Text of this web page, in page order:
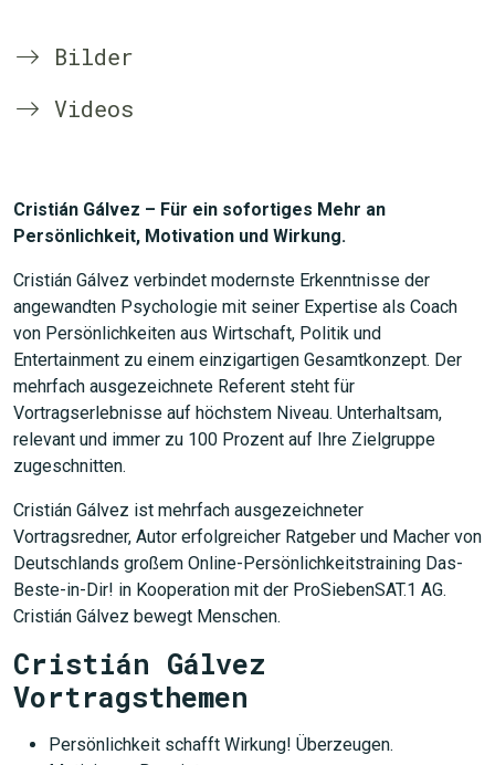
Bilder
Videos
Cristián Gálvez – Für ein sofortiges Mehr an
Persönlichkeit, Motivation und Wirkung.
Cristián Gálvez verbindet modernste Erkenntnisse der
angewandten Psychologie mit seiner Expertise als Coach
von Persönlichkeiten aus Wirtschaft, Politik und
Entertainment zu einem einzigartigen Gesamtkonzept. Der
mehrfach ausgezeichnete Referent steht für
Vortragserlebnisse auf höchstem Niveau. Unterhaltsam,
relevant und immer zu 100 Prozent auf Ihre Zielgruppe
zugeschnitten.
Cristián Gálvez ist mehrfach ausgezeichneter
Vortragsredner, Autor erfolgreicher Ratgeber und Macher von
Deutschlands großem Online-Persönlichkeitstraining Das-
Beste-in-Dir! in Kooperation mit der ProSiebenSAT.1 AG.
Cristián Gálvez bewegt Menschen.
Cristián Gálvez
Vortragsthemen
Persönlichkeit schafft Wirkung! Überzeugen.